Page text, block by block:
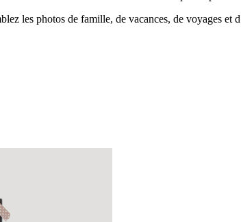
les photos de famille, de vacances, de voyages et